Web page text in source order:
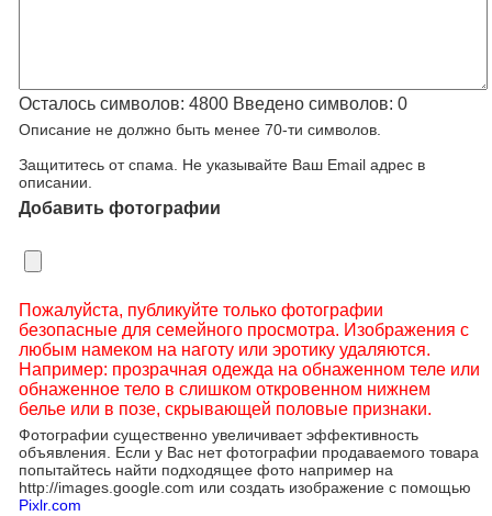
Осталось символов: 4800 Введено символов: 0
Описание не должно быть менее 70-ти символов.
Защититесь от спама. Не указывайте Ваш Email адрес в
описании.
Добавить фотографии
Пожалуйста, публикуйте только фотографии
безопасные для семейного просмотра. Изображения с
любым намеком на наготу или эротику удаляются.
Например: прозрачная одежда на обнаженном теле или
обнаженное тело в слишком откровенном нижнем
белье или в позе, скрывающей половые признаки.
Фотографии существенно увеличивает эффективность
объявления. Если у Вас нет фотографии продаваемого товара
попытайтесь найти подходящее фото например на
http://images.google.com или создать изображение с помощью
Pixlr.com